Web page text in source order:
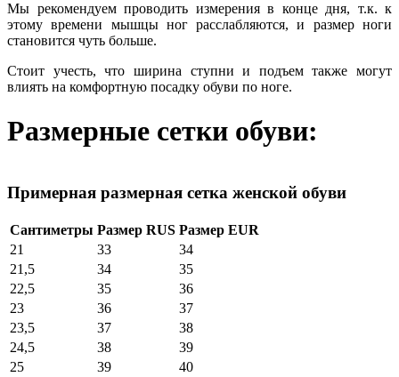
Мы рекомендуем проводить измерения в конце дня, т.к. к
этому времени мышцы ног расслабляются, и размер ноги
становится чуть больше.
Стоит учесть, что ширина ступни и подъем также могут
влиять на комфортную посадку обуви по ноге.
Размерные сетки обуви:
Примерная размерная сетка женской обуви
Сантиметры Размер RUS Размер EUR
21
33
34
21,5
34
35
22,5
35
36
23
36
37
23,5
37
38
24,5
38
39
25
39
40